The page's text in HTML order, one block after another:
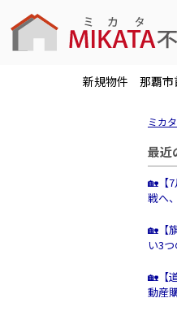
新規物件 那覇市
ミカ
最近
🏡【
戦へ
🏡【
い3
🏡【
動産